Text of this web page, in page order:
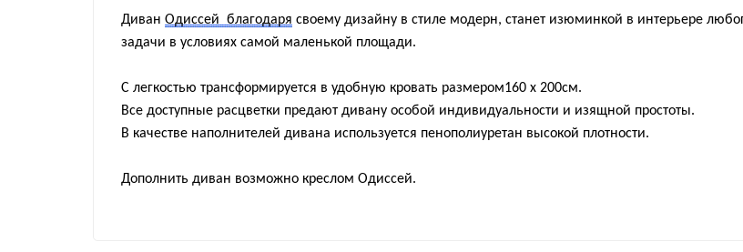
Диван Одиссей благодаря своему дизайну в стиле модерн, станет изюминкой в интерьере
задачи в условиях самой маленькой площади.
С легкостью трансформируется в удобную кровать размером160 х 200см.
Все доступные расцветки предают дивану особой индивидуальности и изящной простоты.
В качестве наполнителей дивана используется пенополиуретан высокой плотности.
Дополнить диван возможно креслом Одиссей.